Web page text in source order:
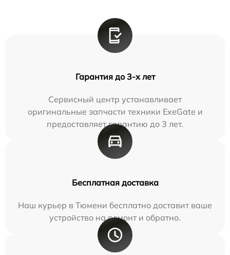
Гарантия до 3-х лет
Сервисный центр устанавливает
оригинальные запчасти техники ExeGate и
предоставляет гарантию до 3 лет.
Бесплатная доставка
Наш курьер в Тюмени бесплатно доставит ваше
устройство на ремонт и обратно.